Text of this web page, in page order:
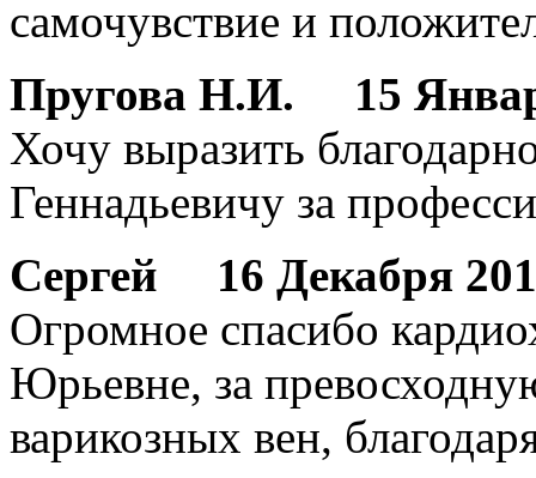
самочувствие и
Пругова Н.И.
15
Хочу выразить
Геннадьевичу за
Сергей
16 Декабря
Огромное спасибо
Юрьевне, за
варикозных вен,